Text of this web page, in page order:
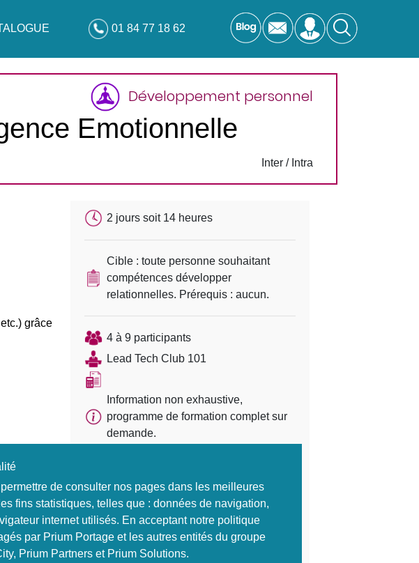
01 84 77 18 62
Développement personnel
Emotionnelle
Inter / Intra
grâce
2 jours soit 14 heures
Cible : toute personne souhaitant
compétences développer
relationnelles. Prérequis : aucun.
4 à 9 participants
Lead Tech Club 101
Information non exhaustive,
programme de formation complet sur
demande.
2 000 HT
S'inscrire
de consulter nos pages dans les meilleures
fins statistiques, telles que : données de navigation,
internet utilisés. En acceptant notre politique
par Prium Portage et les autres entités du groupe
Prium Partners et Prium Solutions.